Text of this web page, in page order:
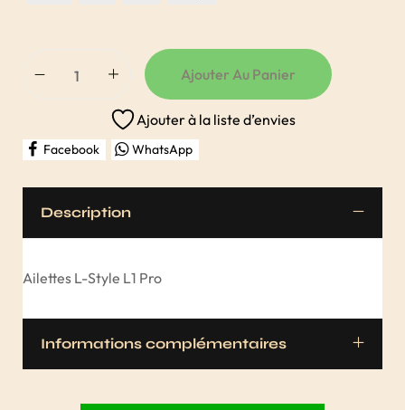
Ajouter Au Panier
Ajouter à la liste d’envies
Facebook WhatsApp
Description
Ailettes L-Style L1 Pro
Informations complémentaires